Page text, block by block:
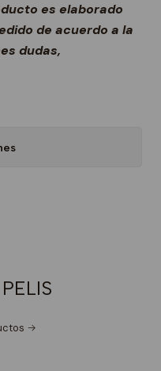
es elaborado
de acuerdo a la
dudas,